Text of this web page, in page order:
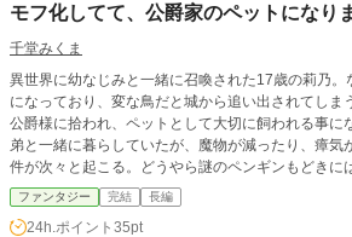
モフ化してて、公爵家のペットになり
千堂みくま
異世界に幼なじみと一緒に召喚された17歳の莉乃
になっており、変な鳥だと城から追い出されてしま
公爵様に拾われ、ペットとして大切に飼われる事に
弟と一緒に暮らしていたが、魔物が減ったり、瘴気
件が次々と起こる。どうやら謎のペンギンもどきに
で……？ ※恋愛要素あるけど進行はゆっくり目。※
たりします。
ファンタジー 完結 長編
24h.ポイント 35pt